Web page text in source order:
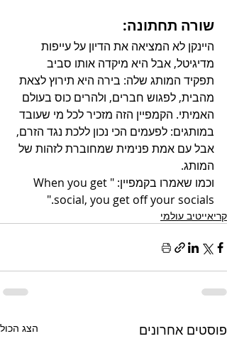
שורה תחתונה:
היינקן לא המציאה את הדיון על עייפות
מדיגיטל, אבל היא מיקדה אותו סביב
תפקיד המותג שלה: בירה היא תירוץ לצאת
מהבית, לפגוש חברים, ולהרים כוס בעולם
האמיתי. הקמפיין הזה מזכיר לכל מי שעובד
במותגים: לפעמים הכי נכון ללכת נגד הזרם,
אבל עם אמת פנימית שמחוברת לזהות של
המותג.
וכמו שאמרו בקמפיין: "When you get
social, you get off your socials."
קריאייטיב עולמי
פוסטים אחרונים הצג הכול